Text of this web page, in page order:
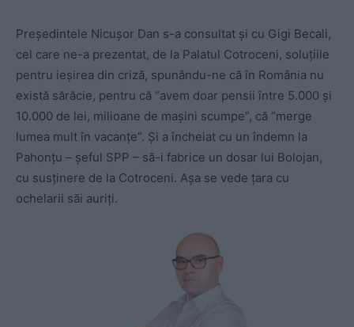
Președintele Nicușor Dan s-a consultat și cu Gigi Becali,
cel care ne-a prezentat, de la Palatul Cotroceni, soluțiile
pentru ieșirea din criză, spunându-ne că în România nu
există sărăcie, pentru că “avem doar pensii între 5.000 și
10.000 de lei, milioane de mașini scumpe”, că ”merge
lumea mult în vacanțe”. Și a încheiat cu un îndemn la
Pahonțu – șeful SPP – să-i fabrice un dosar lui Bolojan,
cu susținere de la Cotroceni. Așa se vede țara cu
ochelarii săi auriți.